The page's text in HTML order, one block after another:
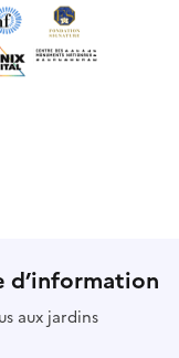
d’information
aux jardins